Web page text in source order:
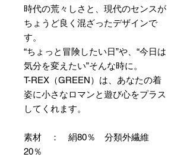
時代の荒々しさと、現代のセンスが
ちょうど良く混ざったデザインで
す。
“ちょっと冒険したい日”や、“今日は
気分を変えたい”そんな時に。
T-REX（GREEN）は、あなたの着
姿に小さなロマンと遊び心をプラス
してくれます。
素材 ： 絹80％ 分類外繊維
20％